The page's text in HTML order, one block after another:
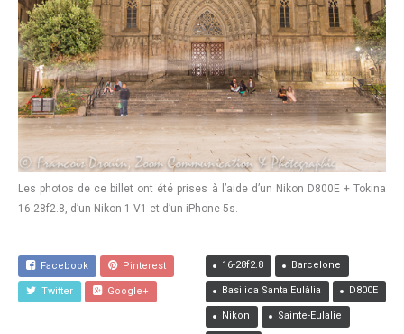
Les photos de ce billet ont été prises à l’aide d’un Nikon D800E + Tokina
16-28f2.8, d’un Nikon 1 V1 et d’un iPhone 5s.
Facebook Pinterest
Twitter Google+
16-28f2.8 Barcelone
Basilica Santa Eulàlia D800E
Nikon Sainte-Eulalie